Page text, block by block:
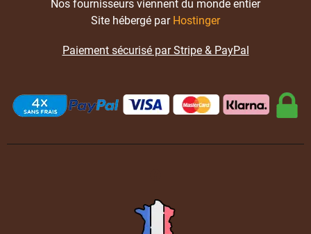
Nos fournisseurs viennent du monde entier
Site hébergé par Hostinger
Paiement sécurisé par Stripe & PayPal